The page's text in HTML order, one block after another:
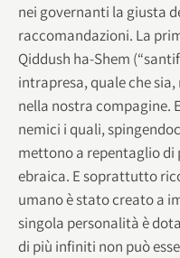
nei governanti la giusta
raccomandazioni. La
Qiddush ha-Shem
intrapresa, quale che
nella nostra compagine.
nemici i quali,
mettono a repentaglio di
ebraica. E soprattutto
umano è stato creato a
singola personalità è
di più infiniti non può